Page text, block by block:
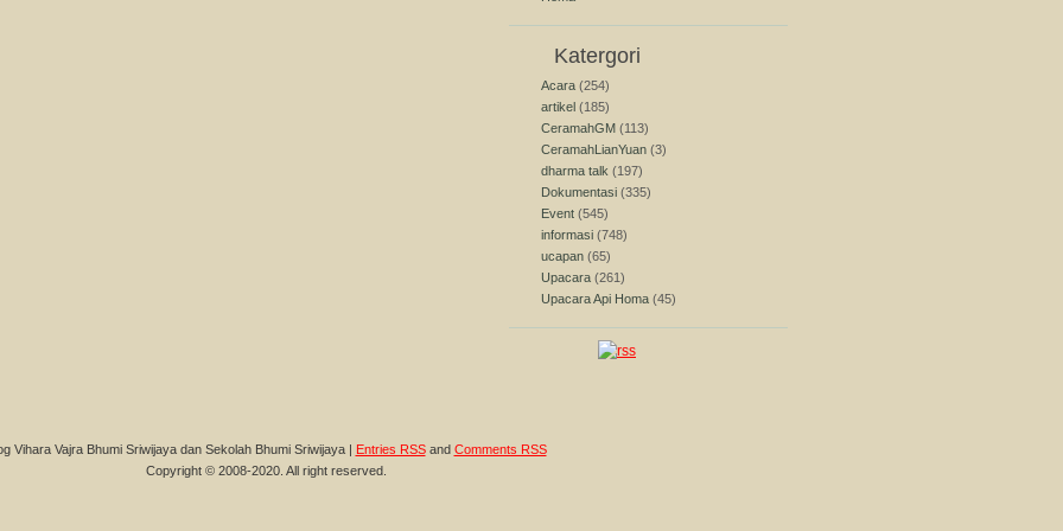
Katergori
Acara (254)
artikel (185)
CeramahGM (113)
CeramahLianYuan (3)
dharma talk (197)
Dokumentasi (335)
Event (545)
informasi (748)
ucapan (65)
Upacara (261)
Upacara Api Homa (45)
Vihara Vajra Bhumi Sriwijaya dan Sekolah Bhumi Sriwijaya | Entries RSSand Comments RSS
Copyright © 2008-2020. All right reserved.